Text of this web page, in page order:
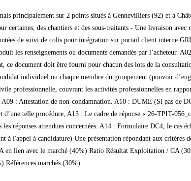
principalement sur 2 points situés à Gennevilliers (92) et à
certaines, des chantiers et des sous-traitants - Une livraison
de suivi de colis pour intégration sur portail client interne
les renseignements ou documents demandés par l’acheteur.
ce document doit être fourni pour chacun des lots de la
individuel ou chaque membre du groupement (pouvoir
professionnelle, couvrant les activités professionnelles en
: Attestation de non-condamnation. A10 : DUME (Si pas de
telle procédure, A13 : Le cadre de réponse « 26-TPIT-
réponses attendues concernées. A14 : Formulaire DC4, le cas
l'appel à candidature) Une présentation répondant aux critères
en lien avec le marché (40%) Ratio Résultat Exploitation / CA
marchés (30%)